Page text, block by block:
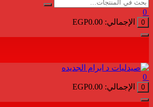
0
0 الإجمالي: EGP0.00
0
0 الإجمالي: EGP0.00